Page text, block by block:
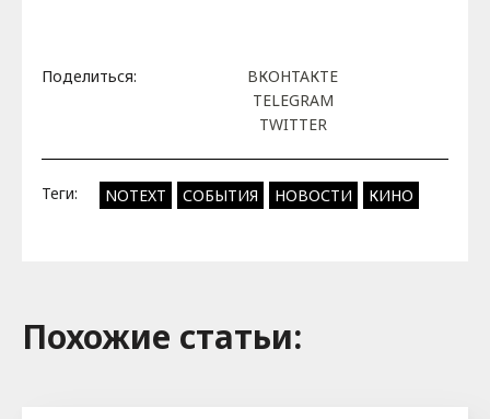
Поделиться:
ВКОНТАКТЕ
TELEGRAM
TWITTER
Теги: NOTEXT СОБЫТИЯ НОВОСТИ КИНО
Похожие cтатьи: